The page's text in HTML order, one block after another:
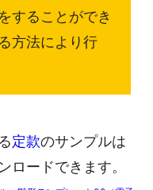
をすることができ
方法により行
定款のサンプルは
ロードできます。